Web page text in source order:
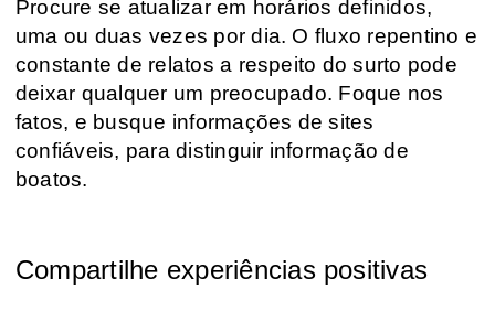
Procure se atualizar em horários definidos,
uma ou duas vezes por dia. O fluxo repentino e
constante de relatos a respeito do surto pode
deixar qualquer um preocupado. Foque nos
fatos, e busque informações de sites
confiáveis, para distinguir informação de
boatos.
Compartilhe experiências positivas